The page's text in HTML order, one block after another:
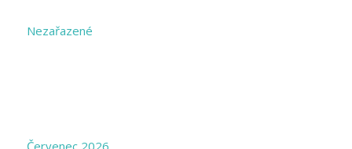
Nezařazené
Červenec 2026